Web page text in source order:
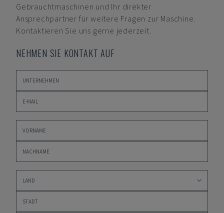
Gebrauchtmaschinen und Ihr direkter
Ansprechpartner für weitere Fragen zur Maschine.
Kontaktieren Sie uns gerne jederzeit.
NEHMEN SIE KONTAKT AUF